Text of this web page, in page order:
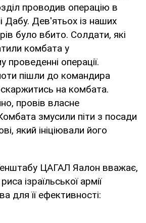
проводив операцію в
Дабу. Дев'ятьох із наших
було вбито. Солдати, які
комбата у
проведенні операції.
пішли до командира
на комбата.
провів власне
змусили піти з посади
який ініціювали його
ЦАГАЛ Яалон вважає,
ізраїльської армії
для її ефективності: